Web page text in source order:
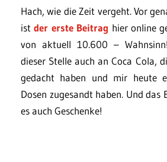
Hach, wie die Zeit vergeht. Vor
istder erste Beitrag hier online
von aktuell 10.600 –
dieser Stelle auch an Coca Cola,
gedacht haben und mir heute
Dosen zugesandt haben. Und das
es auch Geschenke!